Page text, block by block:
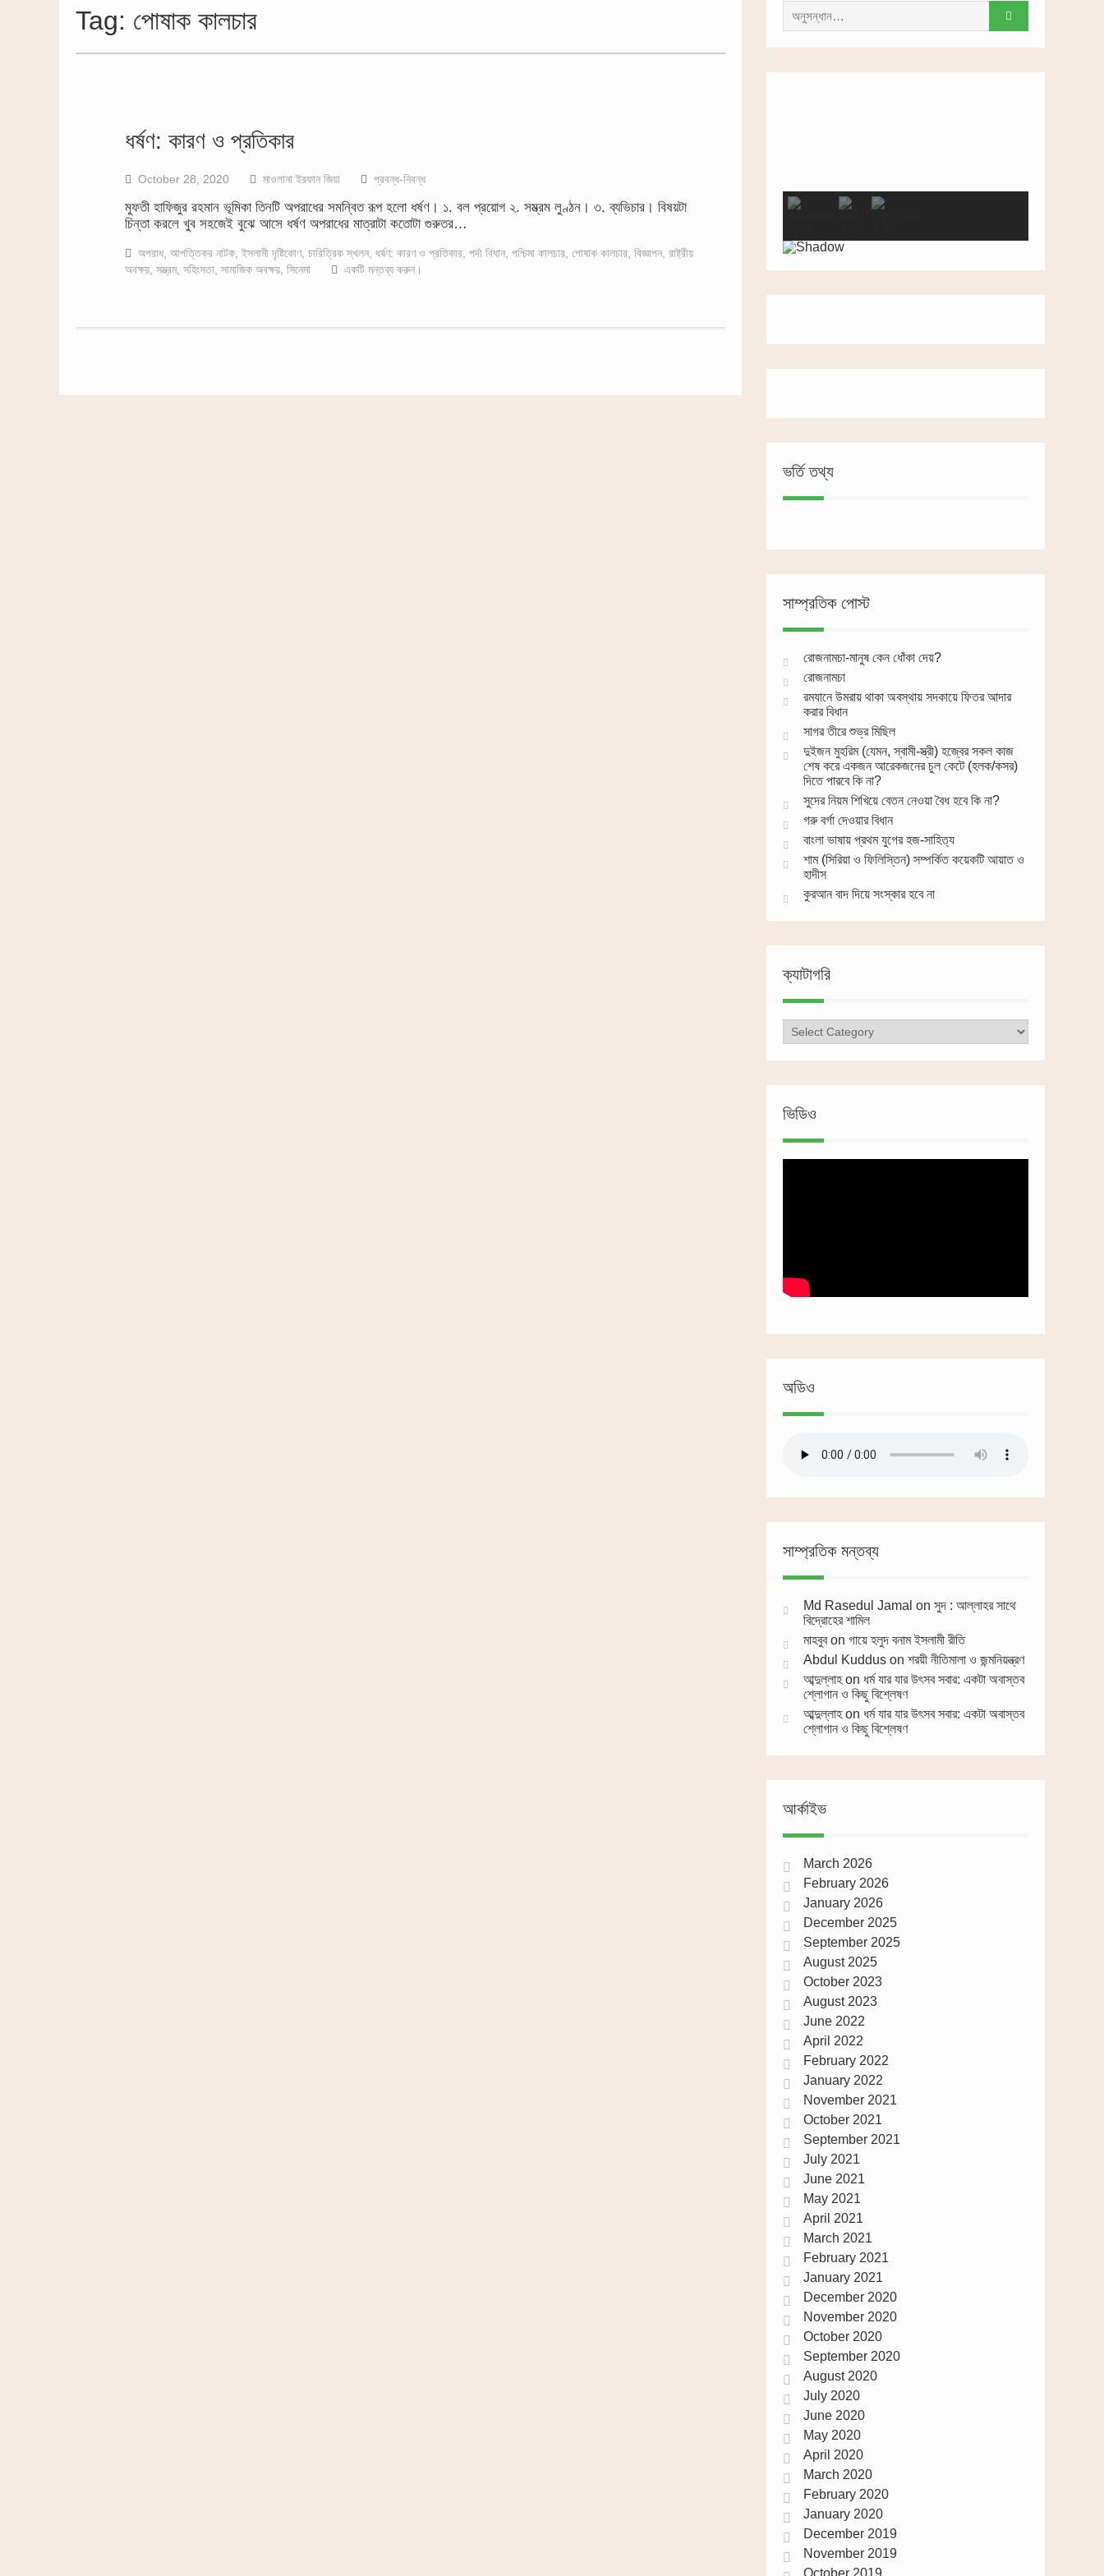
Tag: পোষাক কালচার
ধর্ষণ: কারণ ও প্রতিকার
October 28, 2020 মাওলানা ইরফান জিয়া প্রবন্ধ-নিবন্ধ
মুফতী হাফিজুর রহমান ভূমিকা তিনটি অপরাধের সমন্বিত রূপ হলো ধর্ষণ। ১. বল প্রয়োগ ২. সম্ভ্রম লুণ্ঠন। ৩. ব্যভিচার। বিষয়টা
চিন্তা করলে খুব সহজেই বুঝে আসে ধর্ষণ অপরাধের মাত্রাটা কতোটা গুরুতর…
অপরাধ, আপত্তিকর নাটক ইসলামী দৃষ্টিকোণ, চারিত্রিক স্খলন ধর্ষণ: কারণ ও প্রতিকার পর্দা বিধান পশ্চিমা কালচার পোষাক কালচার বিজ্ঞাপন রাষ্ট্রীয়
অবক্ষয় সম্ভ্রম, সহিংসতা সামাজিক অবক্ষয় সিনেমা একটি মন্তব্য করুন।
করাঃ
ভর্তি তথ্য
সাম্প্রতিক পোস্ট
রোজনামচা-মানুষ কেন ধোঁকা দেয়?
রোজনামচা
রমযানে উমরায় থাকা অবস্থায় সদকায়ে ফিতর আদার
করার বিধান
সাগর তীরে শুভ্র মিছিল
দুইজন মুহরিম (যেমন, স্বামী-স্ত্রী) হজ্বের সকল কাজ
শেষ করে একজন আরেকজনের চুল কেটে (হলক/কসর)
দিতে পারবে কি না?
সুদের নিয়ম শিখিয়ে বেতন নেওয়া বৈধ হবে কি না?
গরু বর্গা দেওয়ার বিধান
বাংলা ভাষায় প্রথম যুগের হজ-সাহিত্য
শাম (সিরিয়া ও ফিলিস্তিন) সম্পর্কিত কয়েকটি আয়াত ও
হাদীস
কুরআন বাদ দিয়ে সংস্কার হবে না
ক্যাটাগরি
ক্যাটাগরি
ভিডিও
অডিও
সাম্প্রতিক মন্তব্য
Md Rasedul Jamal on সুদ : আল্লাহর সাথে
বিদ্রোহের শামিল
মাহবুবon গায়ে হলুদ বনাম ইসলামী রীতি
Abdul Kuddus on শরয়ী নীতিমালা ও জন্মনিয়ন্ত্রণ
আব্দুল্লাহon ধর্ম যার যার উৎসব সবার: একটা অবাস্তব
শ্লোগান ও কিছু বিশ্লেষণ
আব্দুল্লাহon ধর্ম যার যার উৎসব সবার: একটা অবাস্তব
শ্লোগান ও কিছু বিশ্লেষণ
আর্কাইভ
March 2026
February 2026
January 2026
December 2025
September 2025
August 2025
October 2023
August 2023
June 2022
April 2022
February 2022
January 2022
November 2021
October 2021
September 2021
July 2021
June 2021
May 2021
April 2021
March 2021
February 2021
January 2021
December 2020
November 2020
October 2020
September 2020
August 2020
July 2020
June 2020
May 2020
April 2020
March 2020
February 2020
January 2020
December 2019
November 2019